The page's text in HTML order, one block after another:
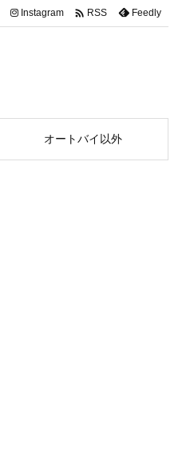
オートバイ以外
Instagram  RSS Feedly